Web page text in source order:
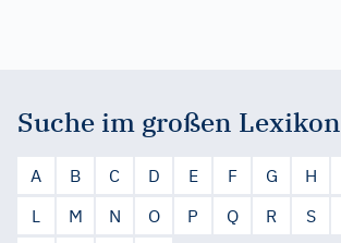
Suche im großen Lexikon
A B C D E F G H
L
M N O P Q R S